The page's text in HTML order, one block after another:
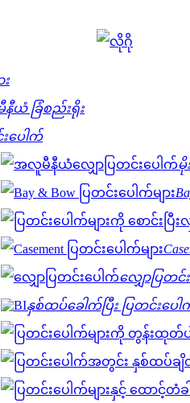
ယံ ခြံစည်းရိုး
ပေါက်
မို
လျှောပြတင်
နှစ်ထပ်ခေါက်ပြီး ပြတင်းပေါ